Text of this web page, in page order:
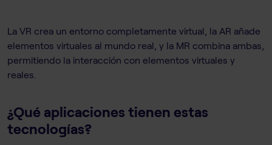
La VR crea un entorno completamente virtual, la AR añade
elementos virtuales al mundo real, y la MR combina ambas,
permitiendo la interacción con elementos virtuales y
reales.
¿Qué aplicaciones tienen estas
tecnologías?